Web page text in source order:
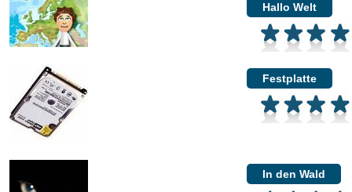
Hallo Welt
Festplatte
In den Wald